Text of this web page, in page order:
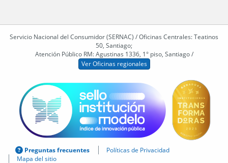
Servicio Nacional del Consumidor (SERNAC) / Oficinas Centrales: Teatinos
50, Santiago;
Atención Público RM: Agustinas 1336, 1° piso, Santiago /
Ver Oficinas regionales
Preguntas frecuentes
Políticas de Privacidad
Mapa del sitio